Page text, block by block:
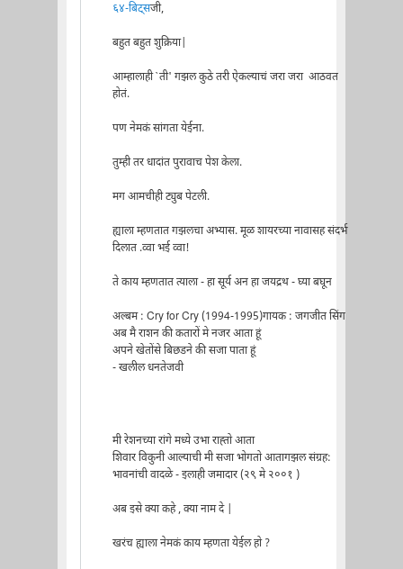
६४-बिट्सजी,
बहुत बहुत शुक्रिया|
आम्हालाही `ती' गझल कुठे तरी ऐकल्याचं जरा जरा आठवत
होतं.
पण नेमकं सांगता येईना.
तुम्ही तर धादांत पुरावाच पेश केला.
मग आमचीही ट्युब पेटली.
ह्याला म्हणतात गझलचा अभ्यास. मूळ शायरच्या नावासह संदर्भ
दिलात .व्वा भई व्वा!
ते काय म्हणतात त्याला - हा सूर्य अन हा जयद्रथ - घ्या बघून
अल्बम : Cry for Cry (1994-1995)गायक : जगजीत सिंग
अब मै राशन की कतारों मे नजर आता हूं
अपने खेतोंसे बिछडने की सजा पाता हूं
- खलील धनतेजवी
मी रेशनच्या रांगे मध्ये उभा राह्तो आता
शिवार विकुनी आल्याची मी सजा भोगतो आतागझल संग्रह:
भावनांची वादळे - इलाही जमादार (२९ मे २००१ )
अब इसे क्या कहे , क्या नाम दे |
खरंच ह्याला नेमकं काय म्हणता येईल हो ?